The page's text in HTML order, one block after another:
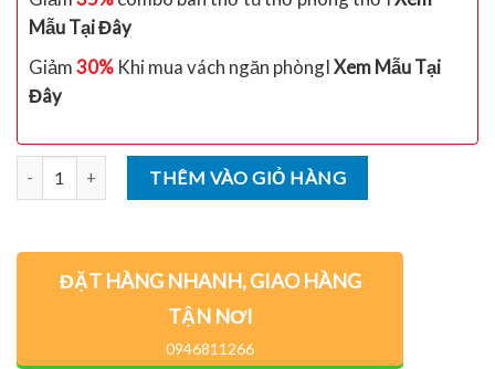
Mẫu Tại Đây
Giảm30% Khi mua vách ngăn phòngIXem Mẫu Tại
Đây
THÊM VÀO GIỎ HÀNG
ĐẶT HÀNG NHANH, GIAO HÀNG
TẬN NƠI
0946811266